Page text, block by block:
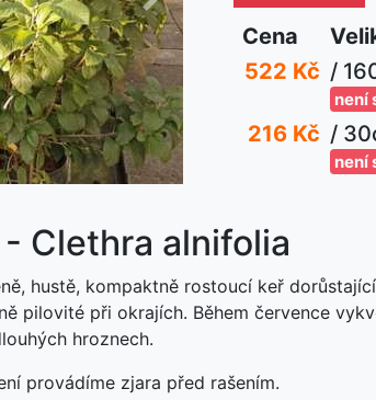
Další
Cena
522 Kč /
není
216 Kč /
není
Clethra alnifolia
hustě, kompaktně rostoucí keř
pilovité při okrajích. Během července
hroznech.
provádíme zjara před rašením.